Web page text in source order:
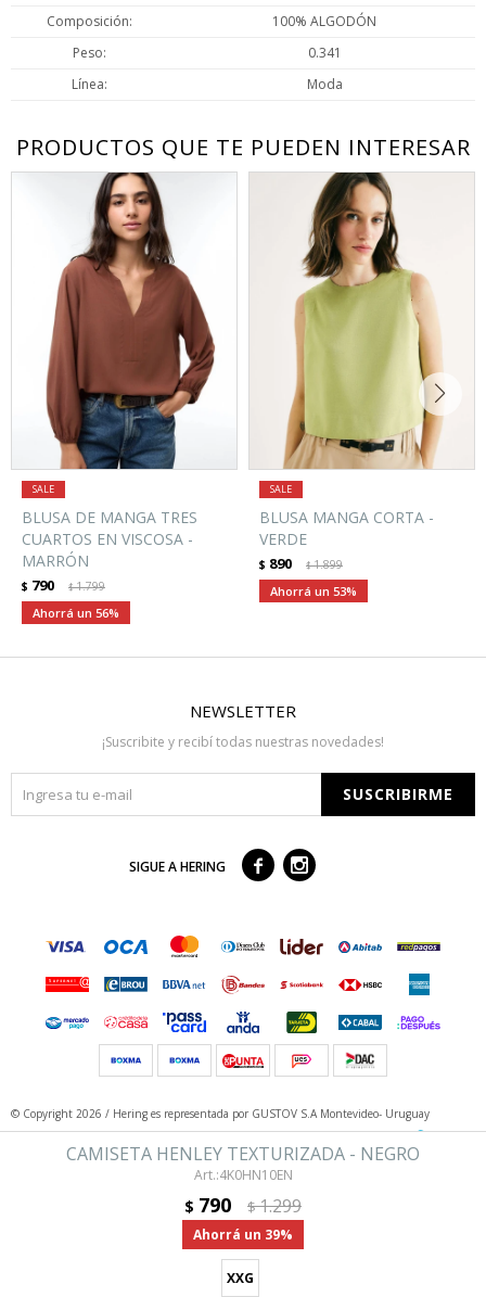
CAMISETA HENLEY TEXTURIZADA - NEGRO
4K0HN10EN
$ 790 $1.299
39
XXG
Composición
100% ALGODÓN
Peso
0.341
Línea
Moda
PRODUCTOS QUE TE PUEDEN INTERESAR
BLUSA DE MANGA TRES
CUARTOS EN VISCOSA -
MARRÓN
$ 790 $1.799
56
BLUSA MANGA CORTA -
VERDE
$ 890 $1.899
53
NEWSLETTER
¡Suscribite y recibí todas nuestras novedades!
SUSCRIBIRME
SIGUE A HERING  
© Copyright 2026 / Hering es representada por GUSTOV S.A Montevideo- Uruguay